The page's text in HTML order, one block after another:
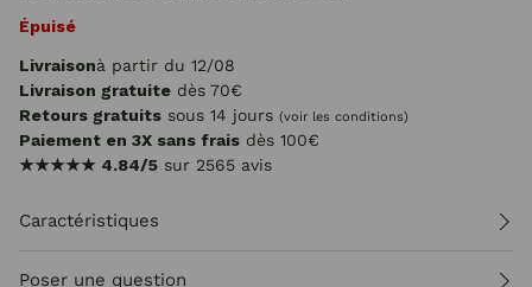
Épuisé
Livraisonà partir du 12/08
Livraison gratuite dès 70€
Retours gratuits sous 14 jours (voir les conditions)
Paiement en 3X sans frais dès 100€
★★★★★ 4.84/5 sur 2565 avis
Caractéristiques
Poser une question